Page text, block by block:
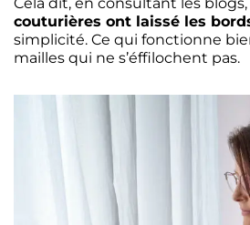
Cela dit, en consultant les blogs,
couturières ont laissé les
simplicité. Ce qui fonctionne
mailles qui ne s’éffilochent pas.